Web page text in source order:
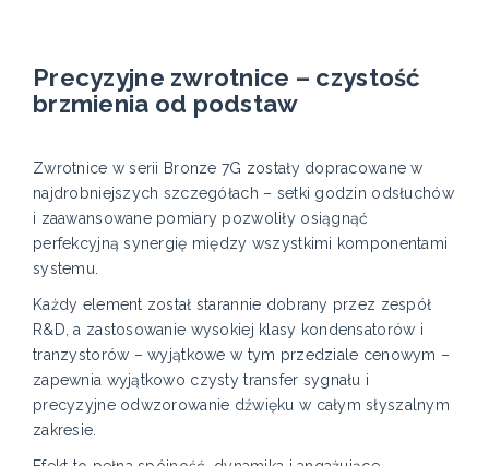
Precyzyjne zwrotnice – czystość
brzmienia od podstaw
Zwrotnice w serii Bronze 7G zostały dopracowane w
najdrobniejszych szczegółach – setki godzin odsłuchów
i zaawansowane pomiary pozwoliły osiągnąć
perfekcyjną synergię między wszystkimi komponentami
systemu.
Każdy element został starannie dobrany przez zespół
R&D, a zastosowanie wysokiej klasy kondensatorów i
tranzystorów – wyjątkowe w tym przedziale cenowym –
zapewnia wyjątkowo czysty transfer sygnału i
precyzyjne odwzorowanie dźwięku w całym słyszalnym
zakresie.